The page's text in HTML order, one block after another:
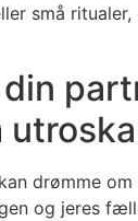
små
drømme
og jeres